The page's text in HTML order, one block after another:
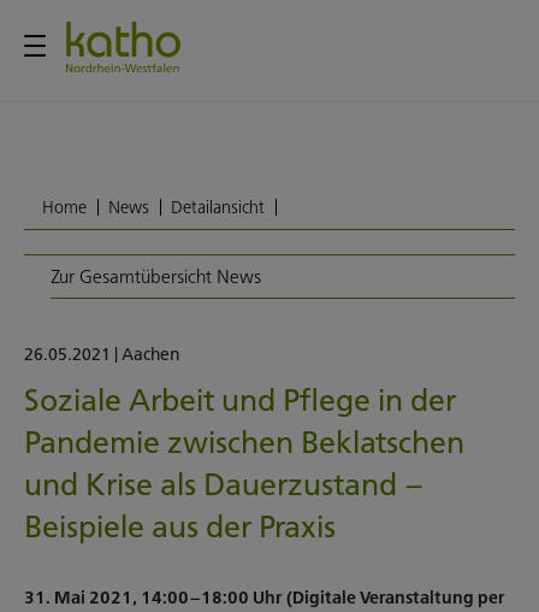
Home News Detailansicht
Zur Gesamtübersicht News
26.05.2021 Aachen
Soziale Arbeit und Pflege in der
Pandemie zwischen Beklatschen
und Krise als Dauerzustand –
Beispiele aus der Praxis
31. Mai 2021, 14:00–18:00 Uhr (Digitale Veranstaltung per